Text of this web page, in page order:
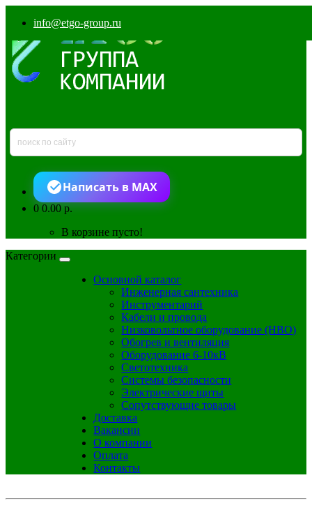
info@etgo-group.ru
Написать в MAX
00.00 р.
В корзине пусто!
Категории
Основной каталог
Инженерная сантехника
Инструментарий
Кабели и провода
Низковольтное оборудование (НВО)
Обогрев и вентиляция
Оборудование 6-10кВ
Светотехника
Системы безопасности
Электрические щиты
Сопутствующие товары
Доставка
Вакансии
О компании
Оплата
Контакты